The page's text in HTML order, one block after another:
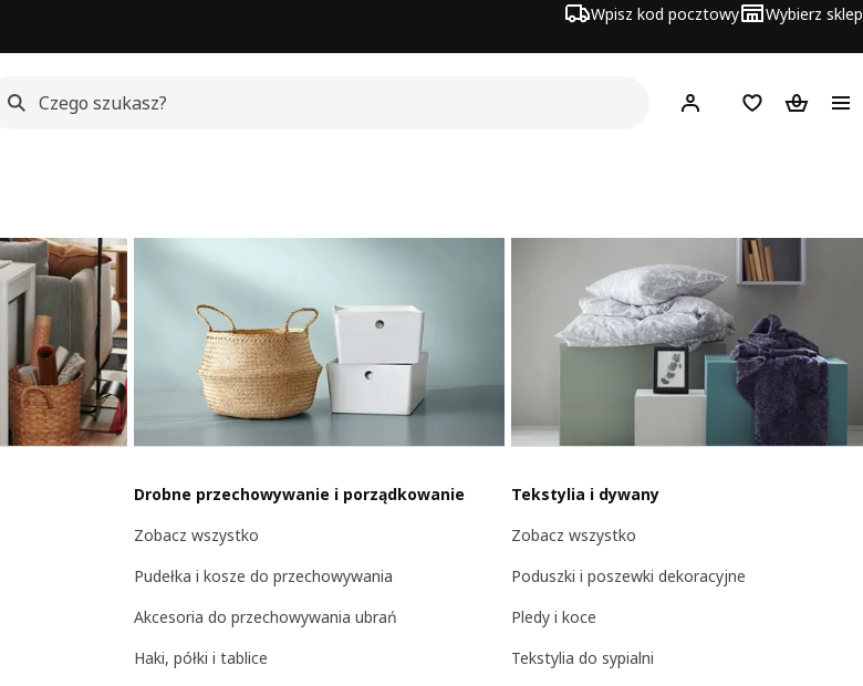
Wpisz kod pocztowy Wybierz sklep
Hej! Zaloguj się
Lista zakupowa
Koszyk
Drobne przechowywanie i porządkowanie
Zobacz wszystko
Pudełka i kosze do przechowywania
Akcesoria do przechowywania ubrań
Haki, półki i tablice
Tekstylia i dywany
Zobacz wszystko
Poduszki i poszewki dekoracyjne
Pledy i koce
Tekstylia do sypialni